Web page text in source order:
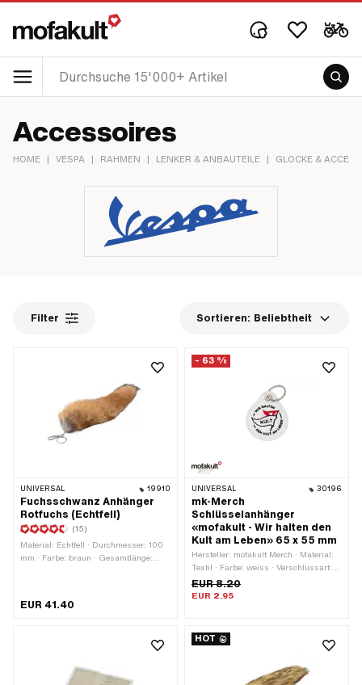
Accessoires
HOME | VESPA | RAHMEN | LENKER & ANBAUTEILE | GLOCKE &
Filter Sortieren: Beliebtheit
UNIVERSAL 19910
Fuchsschwanz Anhänger
Rotfuchs (Echtfell)
(15)
Material: Echtfell · Durchmesser: 100
mm · Farbe: braun · Gesamtlänge:
EUR 41.40
- 63 %
UNIVERSAL 30196
mk-Merch
Schlüsselanhänger
«mofakult - Wir halten den
Kult am Leben» 65 x 55 mm
Hersteller: mofakult Merch · Material:
Textil · Farbe: weiss · Verschlussart:
Schlüsselring · Gesamtlänge: 65 mm
· Breite: 55 mm
EUR 8.20
EUR 2.95
HOT